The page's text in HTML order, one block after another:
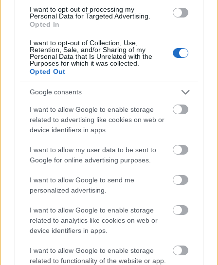
I want to opt-out of processing my
Personal Data for Targeted Advertising.
Opted In
I want to opt-out of Collection, Use,
Retention, Sale, and/or Sharing of my
Personal Data that Is Unrelated with the
Purposes for which it was collected.
Opted Out
Google consents
I want to allow Google to enable storage
related to advertising like cookies on web or
device identifiers in apps.
I want to allow my user data to be sent to
Google for online advertising purposes.
I want to allow Google to send me
personalized advertising.
I want to allow Google to enable storage
related to analytics like cookies on web or
device identifiers in apps.
I want to allow Google to enable storage
related to functionality of the website or app.
Verein Deutscher Hochschüler zu Budapest
2010.11.28
Belépve többet láthatsz.Itt beléphetsz
felhasználási feltételek adatvédelmi tájékoztató
módosítása